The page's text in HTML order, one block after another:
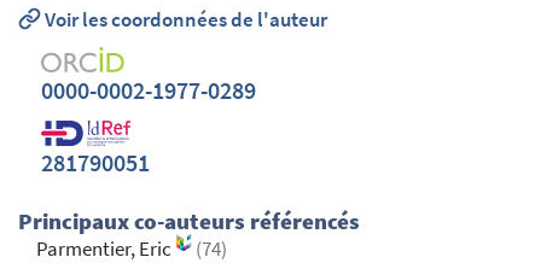
Voir les coordonnées de l'auteur
0000-0002-1977-0289
281790051
Principaux co-auteurs référencés
Parmentier, Eric
(74)